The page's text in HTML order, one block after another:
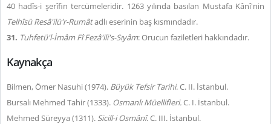
40 hadîs-i şerîfin tercümeleridir. 1263 yılında basılan Mustafa Kânî'nin
Telhîsü Resâ'ilü'r-Rumâtadlı eserinin baş kısmındadır.
31. Tuhfetü'l-İmâm Fî Fezâ'ili's-Sıyâm: Orucun faziletleri hakkındadır.
Kaynakça
Bilmen, Ömer Nasuhi (1974). Büyük Tefsir Tarihi. C. II. İstanbul.
Bursalı Mehmed Tahir (1333). Osmanlı Müellifleri.C. I. İstanbul.
Mehmed Süreyya (1311). Sicill-i Osmânî.C. III. İstanbul.